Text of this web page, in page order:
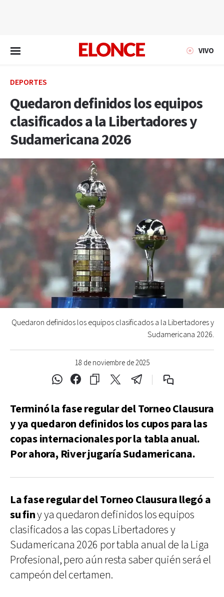
VIVO
DEPORTES
Quedaron definidos los equipos
clasificados a la Libertadores y
Sudamericana 2026
18 de noviembre de 2025
Quedaron definidos los equipos clasificados a la Libertadores y
Sudamericana 2026.
Terminó la fase regular del Torneo Clausura
y ya quedaron definidos los cupos para las
copas internacionales por la tabla anual.
Por ahora, River jugaría Sudamericana.
La fase regular del Torneo Clausura llegó a
su finy ya quedaron definidos los equipos
clasificados a las copas Libertadores y
Sudamericana 2026 por tabla anual de la Liga
Profesional, pero aún resta saber quién será el
campeón del certamen.